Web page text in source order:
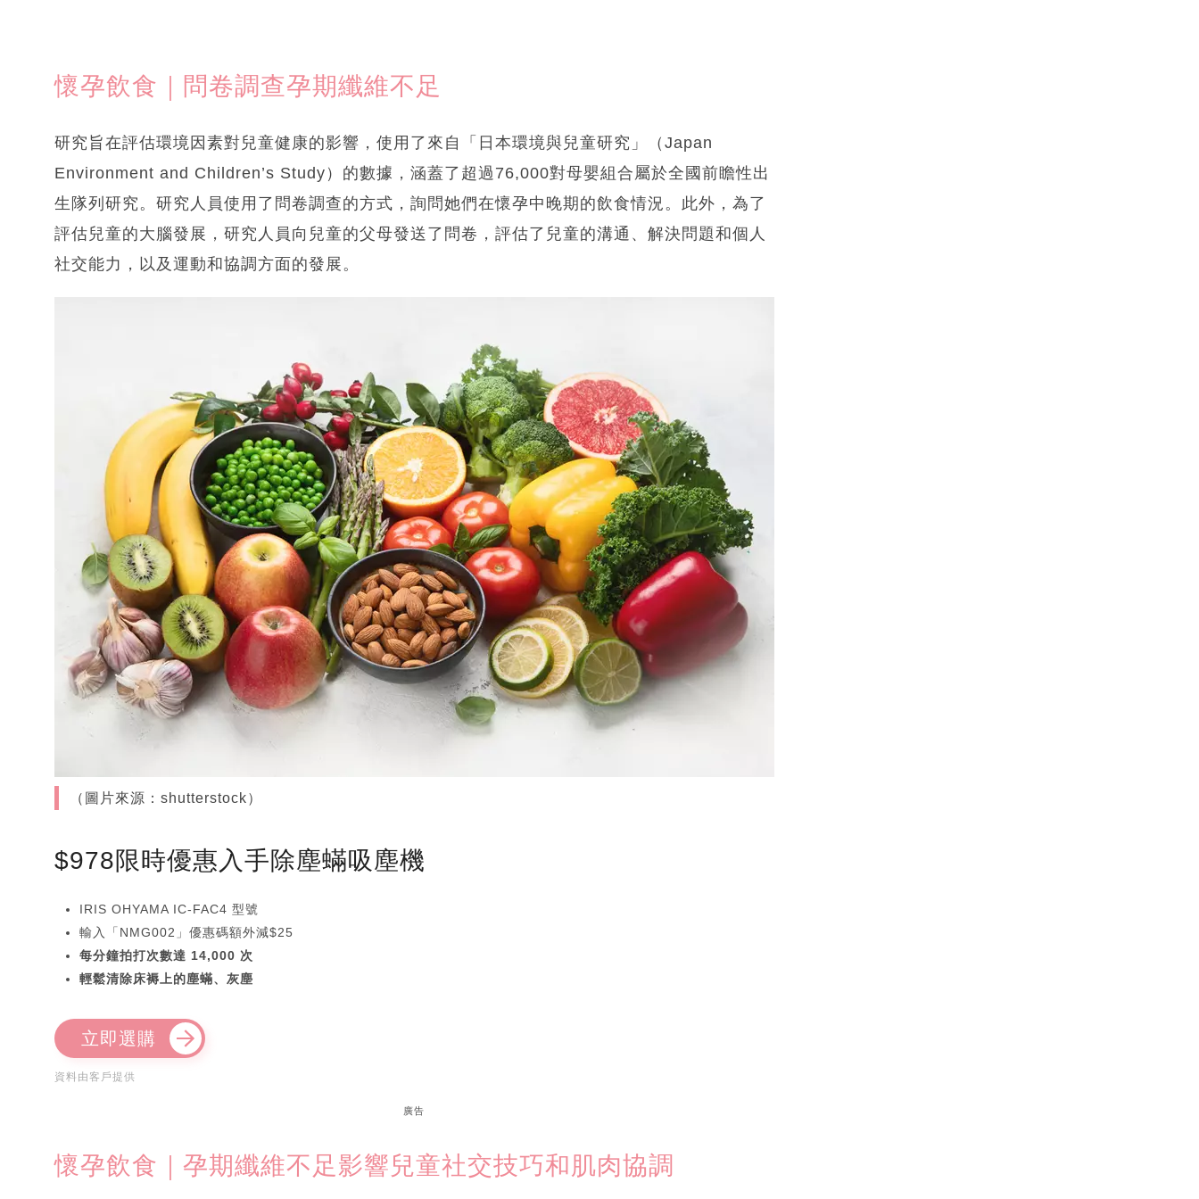
懷孕飲食｜問卷調查孕期纖維不足
研究旨在評估環境因素對兒童健康的影響，使用了來自「日本環境與兒童研究」（Japan
Environment and Children’s Study）的數據，涵蓋了超過76,000對母嬰組合屬於全國前瞻性出
生隊列研究。研究人員使用了問卷調查的方式，詢問她們在懷孕中晚期的飲食情況。此外，為了
評估兒童的大腦發展，研究人員向兒童的父母發送了問卷，評估了兒童的溝通、解決問題和個人
社交能力，以及運動和協調方面的發展。
（圖片來源：shutterstock）
$978限時優惠入手除塵蟎吸塵機
IRIS OHYAMA IC-FAC4 型號
輸入「NMG002」優惠碼額外減$25
每分鐘拍打次數達 14,000 次
輕鬆清除床褥上的塵蟎、灰塵
立即選購
資料由客戶提供
廣告
懷孕飲食｜孕期纖維不足影響兒童社交技巧和肌肉協調